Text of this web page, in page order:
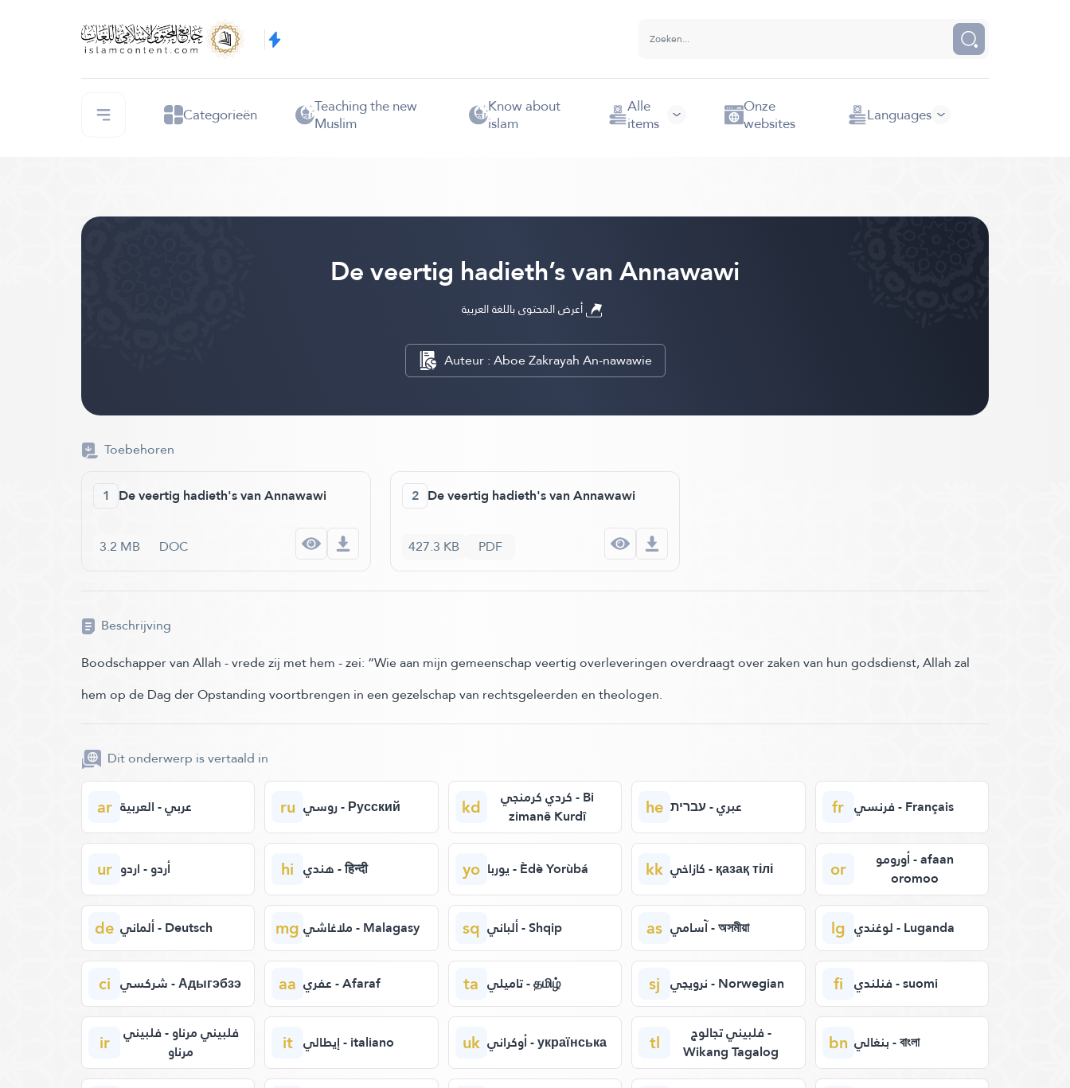
Categorieën Teaching the new
Muslim
Know about
islam
Alle
items
Onze
websites Languages
De veertig hadieth’s van Annawawi
Auteur : Aboe Zakrayah An-nawawie
Toebehoren
1 De veertig hadieth's van Annawawi
3.2 MB DOC
2 De veertig hadieth's van Annawawi
427.3 KB PDF
Beschrijving
Boodschapper van Allah - vrede zij met hem - zei: “Wie aan mijn gemeenschap veertig overleveringen overdraagt over zaken van hun godsdienst, Allah zal
hem op de Dag der Opstanding voortbrengen in een gezelschap van rechtsgeleerden en theologen.
Dit onderwerp is vertaald in
ar عربي - العربية ru روسي - Русский kd
كردي كرمنجي - Bi
zimanê Kurdî
he عبري - עברית fr فرنسي - Français
ur أردو - اردو hi هندي - हिन्दी yo يوربا - Èdè Yorùbá kk كازاخي - қазақ тілі or
أورومو - afaan
oromoo
de ألماني - Deutsch mg ملاغاشي - Malagasy sq ألباني - Shqip as آسامي - অসমীয়া lg لوغندي - Luganda
ci شركسي - Адыгэбзэ aa عفري - Afaraf ta تاميلي - தமிழ் sj نرويجي - Norwegian fi فنلندي - suomi
ir
فلبيني مرناو - فلبيني
مرناو
it إيطالي - italiano uk أوكراني - українська tl
فلبيني تجالوج -
Wikang Tagalog
bn بنغالي - বাংলা